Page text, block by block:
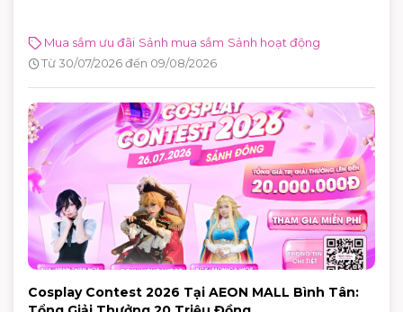
Mua sắm ưu đãi Sảnh mua sắm Sảnh hoạt động
Từ 30/07/2026 đến 09/08/2026
Cosplay Contest 2026 Tại AEON MALL Bình Tân: